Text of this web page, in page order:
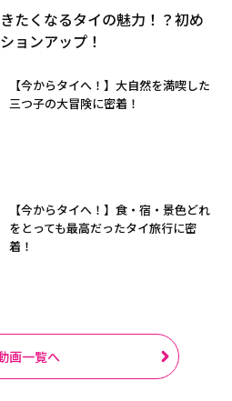
たくなるタイの魅力！？初め
ョンアップ！
【今からタイへ！】大自然を満喫した
三つ子の大冒険に密着！
【今からタイへ！】食・宿・景色どれ
をとっても最高だったタイ旅行に密
着！
画一覧へ